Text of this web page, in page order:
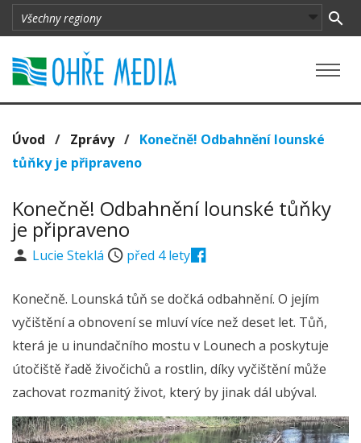
Úvod / Zprávy/ Konečně! Odbahnění lounské
tůňky je připraveno
Konečně! Odbahnění lounské tůňky
je připraveno
Lucie Steklá před 4 lety
Konečně. Lounská tůň se dočká odbahnění. O jejím
vyčištění a obnovení se mluví více než deset let. Tůň,
která je u inundačního mostu v Lounech a poskytuje
útočiště řadě živočichů a rostlin, díky vyčištění může
zachovat rozmanitý život, který by jinak dál ubýval.